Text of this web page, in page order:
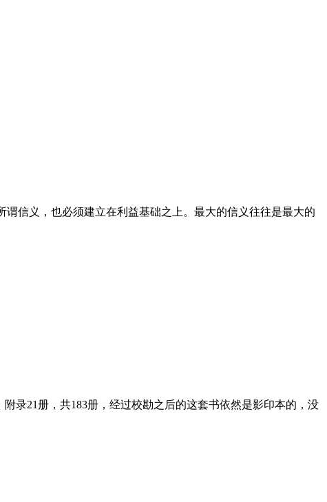
信义，也必须建立在利益基础之上。最大的信义往往是最大的
录21册，共183册，经过校勘之后的这套书依然是影印本的，没